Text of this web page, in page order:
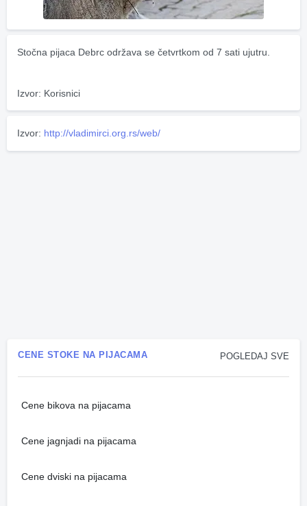
Stočna pijaca Debrc održava se četvrtkom od 7 sati ujutru.
Izvor: Korisnici
Izvor: http://vladimirci.org.rs/web/
POGLEDAJ SVE
CENE STOKE NA PIJACAMA
Cene bikova na pijacama
Cene jagnjadi na pijacama
Cene dviski na pijacama